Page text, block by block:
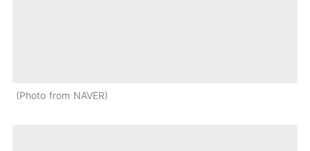
Photo from NAVER